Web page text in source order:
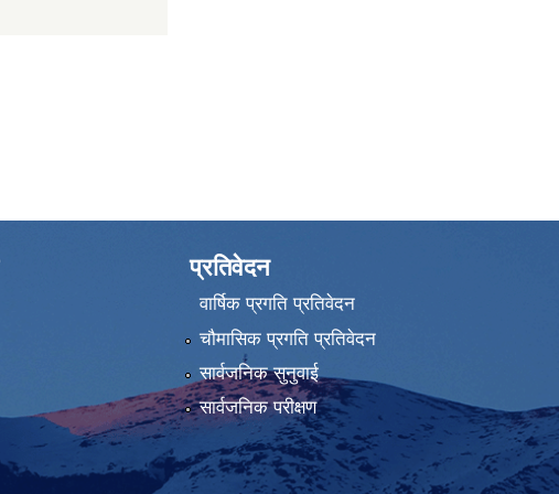
प्रतिवेदन
वार्षिक प्रगति प्रतिवेदन
चौमासिक प्रगति प्रतिवेदन
सार्वजनिक सुनुवाई
सार्वजनिक परीक्षण